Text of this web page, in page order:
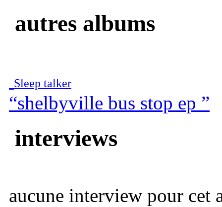
autres albums
Sleep talker
“shelbyville bus stop ep ”
interviews
aucune interview pour cet